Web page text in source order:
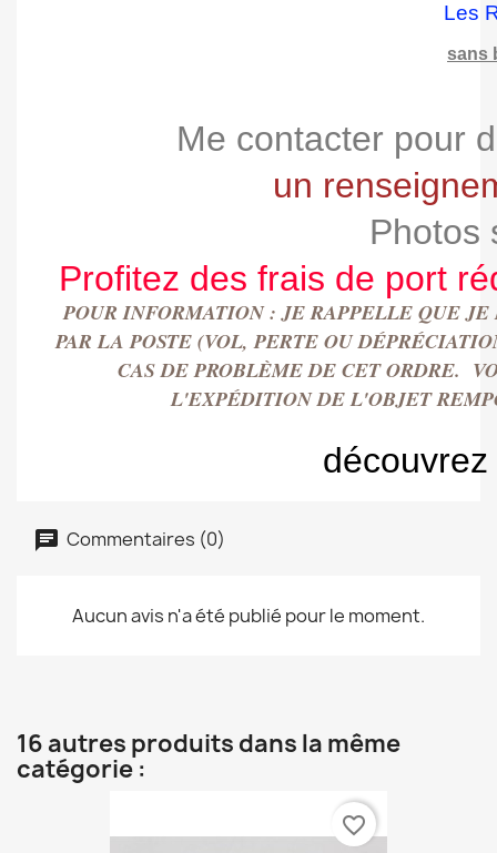
Les
sans
Me contacter pour
un
Photos
Profitez des frais de port
POUR INFORMATION : JE RAPPELLE QUE JE
PAR LA POSTE (VOL, PERTE OU
CAS DE PROBLÈME DE CET ORDRE.
L'EXPÉDITION DE L'OBJET
Commentaires (0)
Aucun avis n'a été publié pour le moment.
16 autres produits dans la même
catégorie :
favorite_border